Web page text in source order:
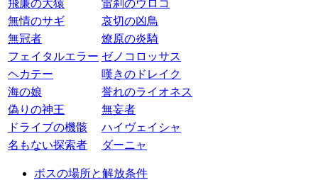
飛廉の大猿
雷刹のウロコ
無情のサギ
哀切の凶鳥
無冠者
燎原の炎騎
フェイタルエラー ゼノコロッサス
ヘカテー
嘆きのドレイク
海の娘
誉れのライオネス
偽りの神王
無妄者
ドライブの機骸
ハイヴェイシャ
名もない探索者
ダーニャ
ボスの場所と解放条件